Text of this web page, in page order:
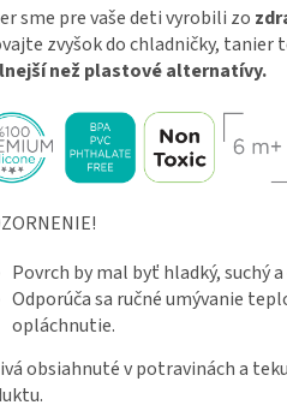
sme pre vaše deti vyrobili zo
zvyšok do chladničky, tanier
než plastové alternatívy.
Povrch by mal byť hladký, suchý
Odporúča sa ručné umývanie
opláchnutie.
obsiahnuté v potravinách a